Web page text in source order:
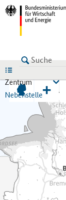
Zentrum
Nebenstelle+